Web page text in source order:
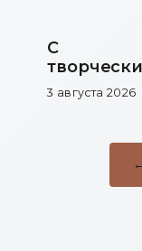
С
юбилеем!
3 августа 2026